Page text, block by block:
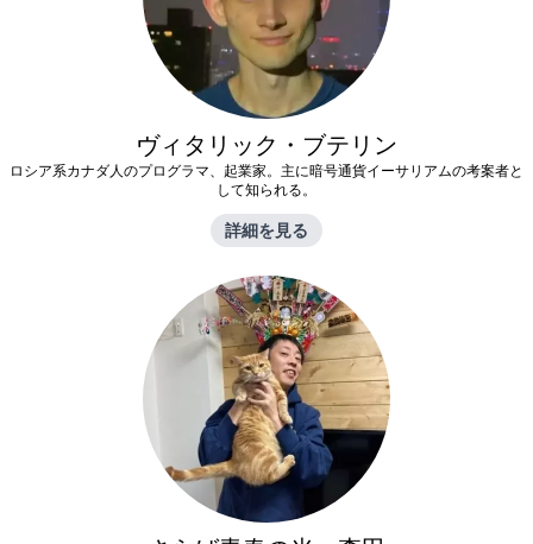
ヴィタリック・ブテリン
ロシア系カナダ人のプログラマ、起業家。主に暗号通貨イーサリアムの考案者と
して知られる。
詳細を見る